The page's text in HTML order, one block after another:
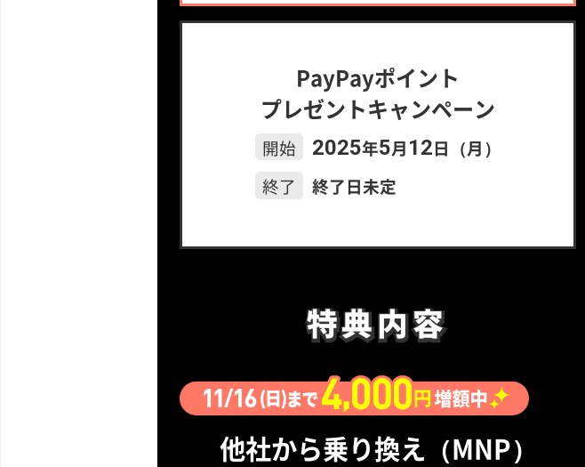
PayPayポイント
プレゼントキャンペーン
開始 2025年5月12日（月）
終了
終了日未定
特典内容
特典内容
他社から乗り換え（MNP）